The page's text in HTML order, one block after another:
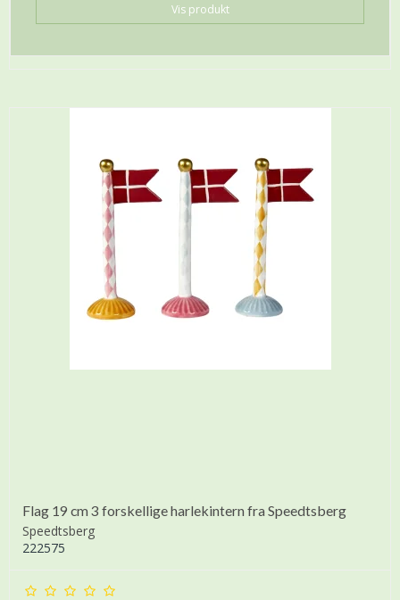
Vis produkt
Flag 19 cm 3 forskellige harlekintern fra Speedtsberg
Speedtsberg
222575